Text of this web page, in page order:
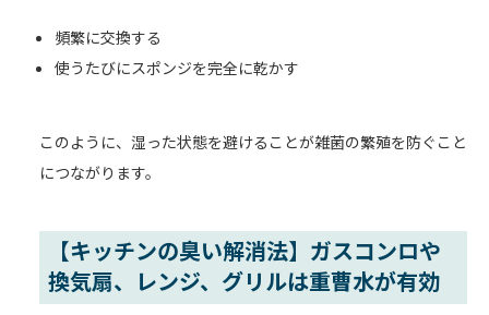
頻繁に交換する
使うたびにスポンジを完全に乾かす
このように、湿った状態を避けることが雑菌の繁殖を防ぐこと
につながります。
【キッチンの臭い解消法】ガスコンロや
換気扇、レンジ、グリルは重曹水が有効